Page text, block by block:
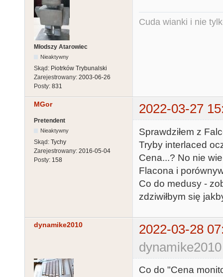
Młodszy Atarowiec
Nieaktywny
Skąd: Piotrków Trybunalski
Zarejestrowany: 2003-06-26
Posty: 831
Cuda wianki i nie
MGor 2022-03-27
Pretendent
Nieaktywny
Skąd: Tychy
Zarejestrowany: 2016-05-04
Posty: 158
Sprawdziłem z
Tryby interlaced
Cena...? No nie
Flacona i
Co do medusy -
zdziwiłbym się
dynamike2010
2022-03-28
Co do "Cena